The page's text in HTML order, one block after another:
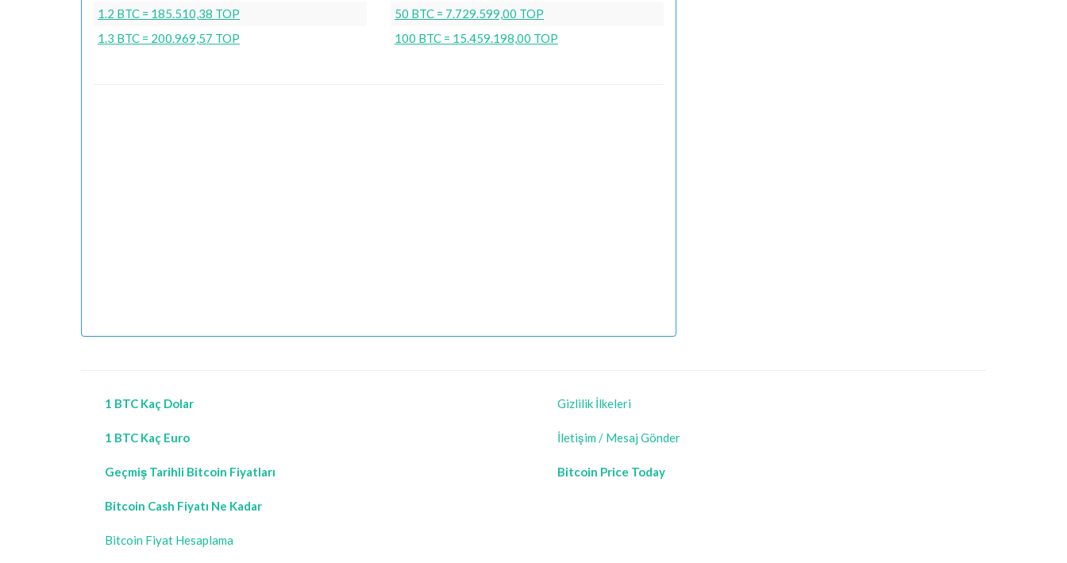
1.2 BTC = 185.510,38 TOP
1.3 BTC = 200.969,57 TOP
50 BTC = 7.729.599,00 TOP
100 BTC = 15.459.198,00 TOP
1 BTC Kaç Dolar
1 BTC Kaç Euro
Geçmiş Tarihli Bitcoin Fiyatları
Bitcoin Cash Fiyatı Ne Kadar
Bitcoin Fiyat Hesaplama
Gizlilik İlkeleri
İletişim / Mesaj Gönder
Bitcoin Price Today